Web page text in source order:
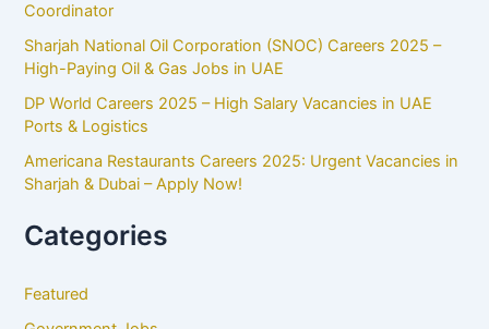
Coordinator
Sharjah National Oil Corporation (SNOC) Careers 2025 –
High-Paying Oil & Gas Jobs in UAE
DP World Careers 2025 – High Salary Vacancies in UAE
Ports & Logistics
Americana Restaurants Careers 2025: Urgent Vacancies in
Sharjah & Dubai – Apply Now!
Categories
Featured